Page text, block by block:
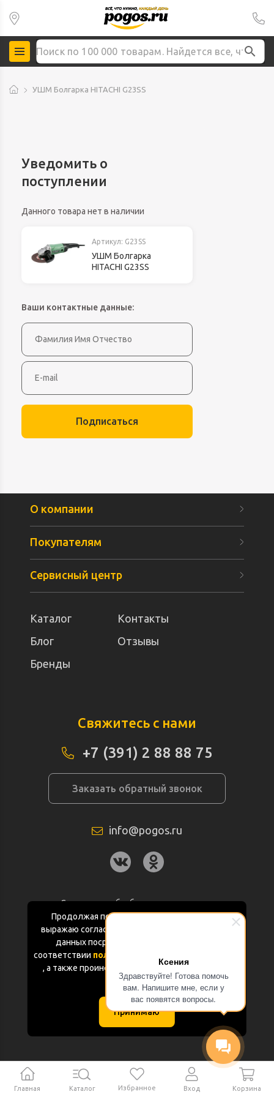
Ксения
Здравствуйте! Готова помочь
вам. Напишите мне, если у
вас появятся вопросы.
УШМ Болгарка HITACHI G23SS
Уведомить о
поступлении
Данного товара нет в наличии
Артикул: G23SS
УШМ Болгарка
HITACHI G23SS
Ваши контактные данные:
Подписаться
Продолжая пользоваться данным сайтом
выражаю согласие на обработку персональных
данных посредством Яндекс.Метрика в
соответствии политикой конфиденциальности
, а также проинформирован об использовании
Cookie-файлов
Принимаю
О компании
Покупателям
Сервисный центр
Каталог
Контакты
Блог
Отзывы
Бренды
Свяжитесь с нами
+7 (391) 2 88 88 75
Заказать обратный звонок
info@pogos.ru
Согласие на обработку персональных
данных
Политика конфиденциальности
Документация
Карта сайта
(с) «POGOS.ru» 2010-2026 (ИП Чивчян М.Р.)
Главная Каталог Избранное Вход Корзина